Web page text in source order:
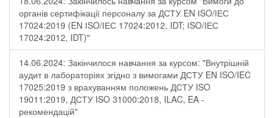
органів сертифікації персоналу за ДСТУ EN ІSO/ІЕС
17024:2019 (EN ІSO/ІЕС 17024:2012, IDT; ІSO/ІЕС
17024:2012, IDT)"
14.06.2024: Закінчилося навчання за курсом: "Внутрішній
аудит в лабораторіях згідно з вимогами ДСТУ EN ISO/IEC
17025:2019 з врахуванням положень ДСТУ ISO
19011:2019, ДСТУ ISO 31000:2018, ILAC, EA -
рекомендацій"